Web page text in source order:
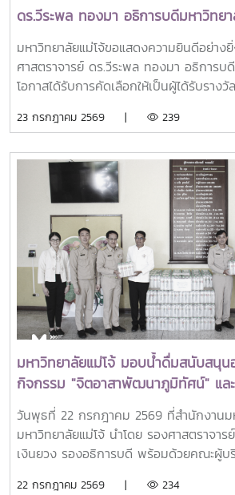
ดร.วีระพล ทองมา อธิการบดีมหาวิทยา
ได้รับรางวัล Outstanding SEARCA
Alumni (OSSA) Awards 2026
มหาวิทยาลัยแม่โจ้ขอแสดงความยินดีอย่าง
ศาสตราจารย์ ดร.วีระพล ทองมา อธิการบ
โอกาสได้รับการคัดเลือกให้เป็นผู้ได้รับราง
ศูนย์ภูมิภาคเอเชียตะวันออกเฉียงใต้ว่าด้วย
for Graduate Study and Research in
(SEARCA) นับเป็นรางวัลเกียรติยศระดั
เก่าทุน SEARCA ผู้มีความสำเร็จโดดเด่น
และสร้างคุณูปการสำคัญต่อการพัฒนากา
และสังคมอย่างยั่งยืนรางวัล Outstanding
Scholarship Alumni (OSSA) จัดตั้งขึ้น
เก่าผู้ได้รับทุนการศึกษาระดับบัณฑิตศึกษา
นำองค์ความรู้ ประสบการณ์ และศักยภาพ
ไปสร้างคุณประโยชน์ต่อองค์กร ชุมชน ประเ
ตะวันออกเฉียงใต้ ตลอดจนเป็นแบบอย่างที่
ปรัชญาของ SEARCA ผ่านความสำเร็จใน
สาธารณะ และการอุทิศตนเพื่อส่วนรวมในปี
รางวัลครอบคลุมผลงานสำคัญ 4 ด้าน ได้
(Teaching) การวิจัย (Research) การบริกา
พัฒนาชุมชน (Public Service and
Development) และธุรกิจการเกษตรและกา
กับผลงานที่สามารถสร้างผลกระทบอย่างเป็
23 กรกฎาคม 2569 | 239
มหาวิทยาลัยแม่โจ้ มอบน้ำดื่มสนับสนุน
กิจกรรม "จิตอาสาพัฒนาภูมิทัศน์" แล
อำเภอสันทราย
วันพุธที่ 22 กรกฎาคม 2569 ที่สำนักงานม
มหาวิทยาลัยแม่โจ้ นำโดย รองศาสตราจา
เงินยวง รองอธิการบดี พร้อมด้วยคณะผู้บ
22 กรกฎาคม 2569 | 234